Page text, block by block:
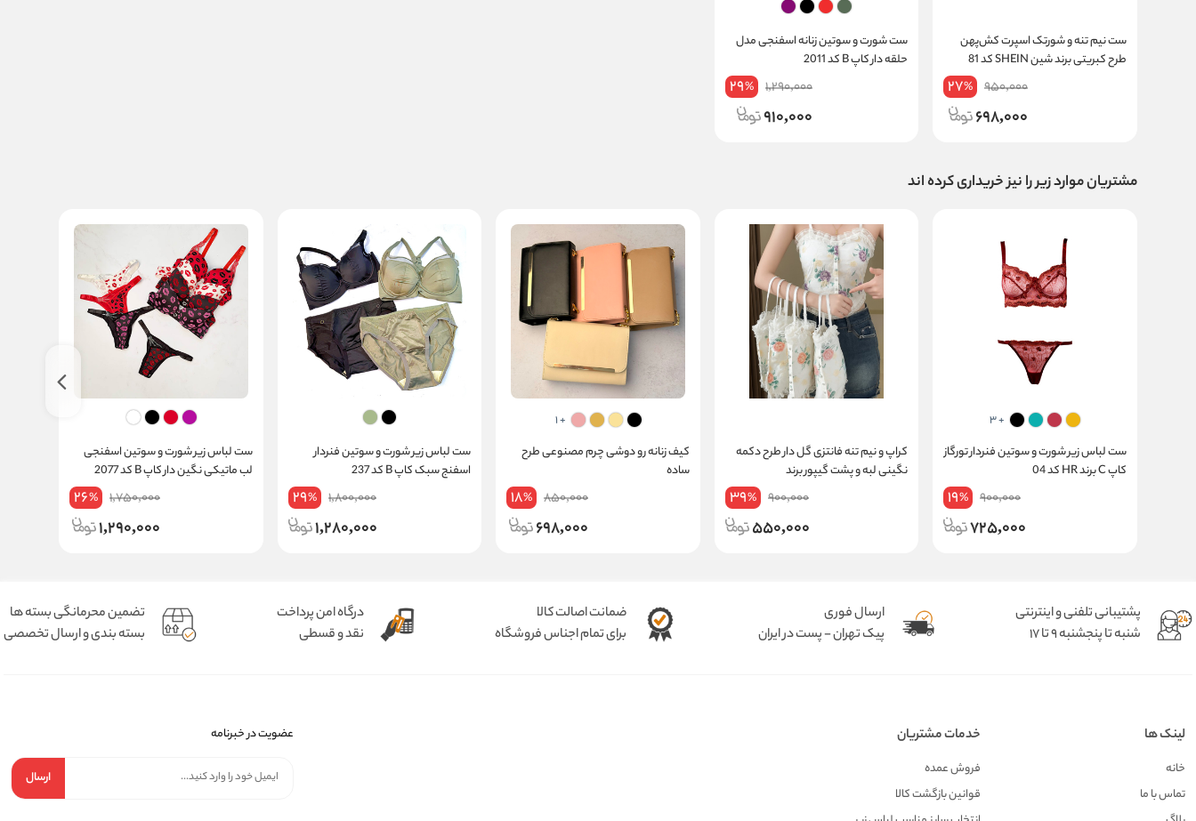
ست نیم تنه و شورتک اسپرت کش‌پهن
طرح کبریتی برند شین SHEIN کد 81
950,000
27%
698,000
ست شورت و سوتین زنانه اسفنجی مدل
حلقه دار کاپ B کد 2011
1,290,000
29%
910,000
مشتریان موارد زیر را نیز خریداری کرده اند
+ 3
ست لباس زیر شورت و سوتین فنردار تورگاز
کاپ C برند HR کد 04
900,000
19%
725,000
کراپ و نیم تنه فانتزی گل دار طرح دکمه
نگینی لبه و پشت گیپور برند
900,000
39%
550,000
+ 1
کیف زنانه رو دوشی چرم مصنوعی طرح
ساده
850,000
18%
698,000
ست لباس زیر شورت و سوتین فنردار
اسفنج سبک کاپ B کد 237
1,800,000
29%
1,280,000
ست لباس زیر شورت و سوتین اسفنجی
لب ماتیکی نگین دار کاپ B کد 2077
1,750,000
26%
1,290,000
پشتیبانی تلفنی و اینترنتی
شنبه تا پنجشنبه 9 تا 17
ارسال فوری
پیک تهران - پست در ایران
ضمانت اصالت کالا
برای تمام اجناس فروشگاه
درگاه امن پرداخت
نقد و قسطی
تضمین محرمانگی بسته ها
بسته بندی و ارسال تخصصی
لینک ها
خانه
تماس با ما
خدمات مشتریان
فروش عمده
قوانین بازگشت کالا
عضویت در خبرنامه
ارسال